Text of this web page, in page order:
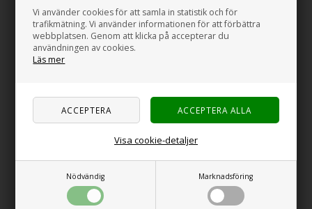
Vi använder cookies för att samla in statistik och för
trafikmätning. Vi använder informationen för att förbättra
webbplatsen. Genom att klicka på accepterar du
användningen av cookies.
Läs mer
Nödvändig Marknadsföring
Visa cookie-detaljer
Du kan också göra enkla saker för att ytterligare minska
energiförbrukningen. Fyll kylskåpet väl, eftersom fulla kylskåp behåller
kylan bättre. Öppna dörren så lite som möjligt för att hålla den kalla
luften inne. Överväg att lägga extra isolering runt kylskåpet när det är
varmt ute. Dessa små åtgärder kan göra stor skillnad och säkerställa
att ditt kylskåp fungerar bra under hela campingturen, även när du är
Kylskåpslösningar för olika campingbehov
Låt oss titta på olika typer av kylskåp som passar olika campingstilar.
Kompakta kylskåp för husvagnar
äventyrliga camparen många fördelar. Dessa produkter är utformade
för att ge maximal kylning på minimal plats, vilket gör dem lämpliga för
mindre utrymmen.